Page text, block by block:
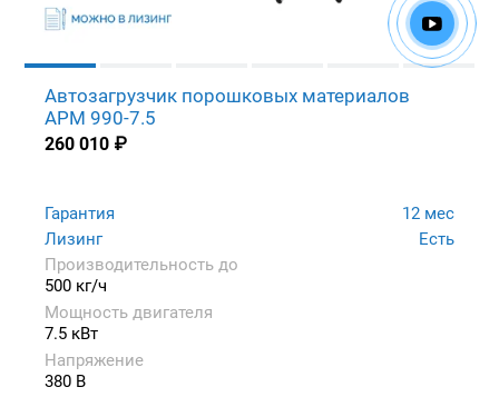
Автозагрузчик порошковых материалов
APM 990-7.5
260 010 ₽
Гарантия
12 мес
Лизинг
Есть
Производительность до
500 кг/ч
Мощность двигателя
7.5 кВт
Напряжение
380 В